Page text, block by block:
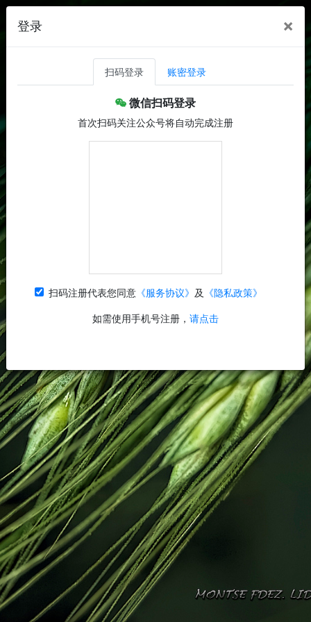
登录 ×
扫码登录 账密登录
微信扫码登录
首次扫码关注公众号将自动完成注册
扫码注册代表您同意 《服务协议》 及 《隐私政策》
如需使用手机号注册， 请点击